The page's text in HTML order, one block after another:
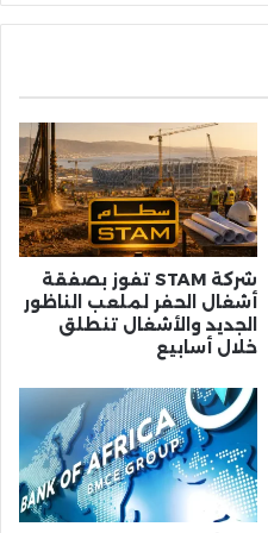
شركة STAM تفوز بصفقة
أشغال الحفر لملعب الناظور
الجديد والأشغال تنطلق
خلال أسابيع